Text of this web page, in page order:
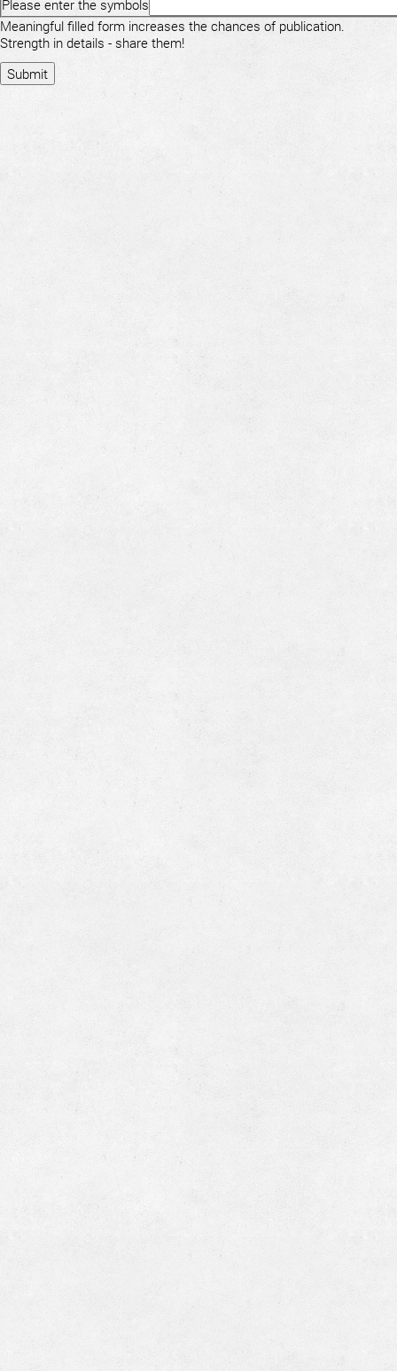
Please enter the symbols
Meaningful filled form increases the chances of publication.
Strength in details - share them!